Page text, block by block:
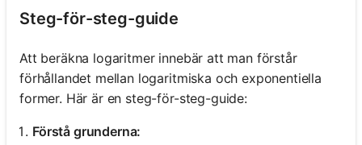
Steg-för-steg-guide
Att beräkna logaritmer innebär att man förstår
förhållandet mellan logaritmiska och exponentiella
former. Här är en steg-för-steg-guide:
Förstå grunderna: